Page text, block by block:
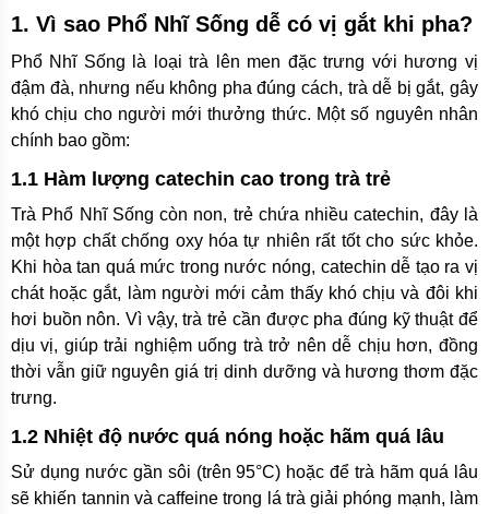
1. Vì sao Phổ Nhĩ Sống dễ có vị gắt khi pha?
Phổ Nhĩ Sống là loại trà lên men đặc trưng với hương vị
đậm đà, nhưng nếu không pha đúng cách, trà dễ bị gắt, gây
khó chịu cho người mới thưởng thức. Một số nguyên nhân
chính bao gồm:
1.1 Hàm lượng catechin cao trong trà trẻ
Trà Phổ Nhĩ Sống còn non, trẻ chứa nhiều catechin, đây là
một hợp chất chống oxy hóa tự nhiên rất tốt cho sức khỏe.
Khi hòa tan quá mức trong nước nóng, catechin dễ tạo ra vị
chát hoặc gắt, làm người mới cảm thấy khó chịu và đôi khi
hơi buồn nôn. Vì vậy, trà trẻ cần được pha đúng kỹ thuật để
dịu vị, giúp trải nghiệm uống trà trở nên dễ chịu hơn, đồng
thời vẫn giữ nguyên giá trị dinh dưỡng và hương thơm đặc
trưng.
1.2 Nhiệt độ nước quá nóng hoặc hãm quá lâu
Sử dụng nước gần sôi (trên 95°C) hoặc để trà hãm quá lâu
sẽ khiến tannin và caffeine trong lá trà giải phóng mạnh, làm